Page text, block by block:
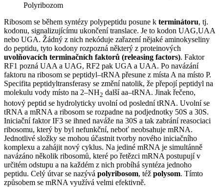
Polyribozom
Ribosom se během syntézy polypeptidu posune k terminátoru, tj.
kodonu, signalizujícímu ukončení translace. Je to kodon UAG,UAA
nebo UGA. Žádný z nich nekóduje zařazení nějaké aminokyseliny
do peptidu, tyto kodony rozpozná některý z proteinových
uvolňovacích terminačních faktorů (releasing factors). Faktor
RF1 pozná UAA a UAG, RF2 pak UGA a UAA. Po navázání
faktoru na ribosom se peptidyl–tRNA přesune z místa A na místo P.
Specifita peptidyltransferasy se změní natolik, že přepojí peptidyl na
molekulu vody místo na 2–NH2 další aa–tRNA. Jinak řečeno,
hotový peptid se hydrolyticky uvolní od poslední tRNA. Uvolní se
tRNA a mRNA a ribosom se rozpadne na podjednotky 50S a 30S.
Iniciační faktor IF3 se ihned naváže na 30S a tak zabrání reasociaci
ribosomu, který by byl nefunkční, neboť neobsahuje mRNA.
Jednotlivé složky se mohou účastnit tvorby nového iniciačního
komplexu a zahájit nový cyklus. Na jediné mRNA je simultánně
navázáno několik ribosomů, které po řetězci mRNA postupují v
určitém odstupu a na každém z nich probíhá syntéza jednoho
peptidu. Celý útvar se nazývá polyribosom, též polysom. Tímto
způsobem se mRNA využívá velmi efektivně.